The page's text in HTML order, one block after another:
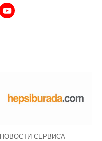
НОВОСТИ СЕРВИСА